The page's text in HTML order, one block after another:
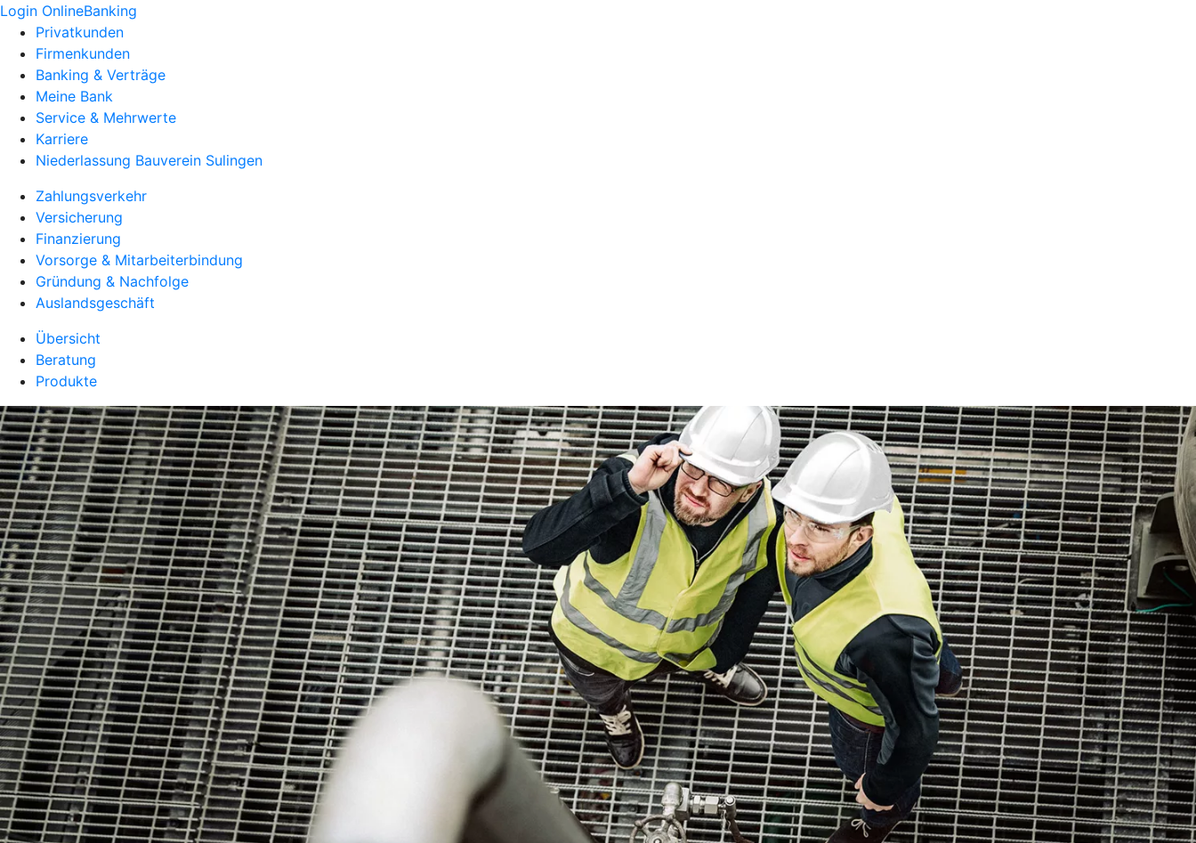
Login OnlineBanking
Privatkunden
Firmenkunden
Banking & Verträge
Meine Bank
Service & Mehrwerte
Karriere
Niederlassung Bauverein Sulingen
Zahlungsverkehr
Versicherung
Finanzierung
Vorsorge & Mitarbeiterbindung
Gründung & Nachfolge
Auslandsgeschäft
Übersicht
Beratung
Produkte